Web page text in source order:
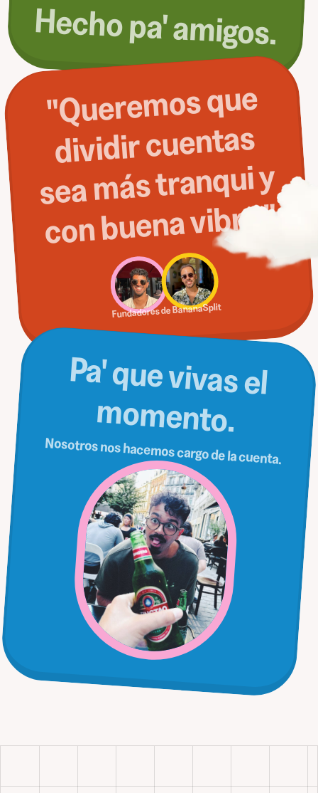
Hecho pa' amigos.
"
Quere
mos que
dividir cuentas
sea
más tranqui y
con buena vibra."
Fundadores de BananaSplit
Pa' que vivas el
m
om
ento.
Nosotros nos hacemos cargo de la cuenta.